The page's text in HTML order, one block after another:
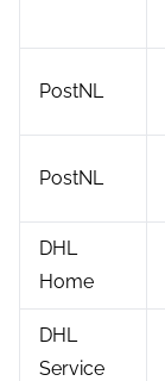
PostNL
PostNL
DHL
Home
DHL
Service